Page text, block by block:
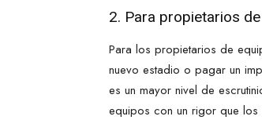
2. Para propietarios
Para los propietarios de
nuevo estadio o pagar un
es un mayor nivel de
equipos con un rigor que los